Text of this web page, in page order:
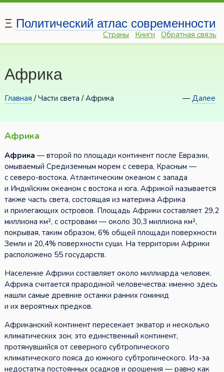
Ξ Политический атлас современности
Страны Книги Обратная связь
Африка
Главная /Части света / Африка —Далее
Африка
Африка — второй по площади континент после Евразии,
омываемый Средиземным морем с севера, Красным —
с северо-востока, Атлантическим океаном с запада
и Индийским океаном с востока и юга. Африкой называется
также часть света, состоящая из материка Африка
и прилегающих островов. Площадь Африки составляет 29,2
миллиона км², с островами — около 30,3 миллиона км²,
покрывая, таким образом, 6% общей площади поверхности
Земли и 20,4% поверхности суши. На территории Африки
расположено 55 государств.
Население Африки составляет около миллиарда человек.
Африка считается прародиной человечества: именно здесь
нашли самые древние останки ранних гоминид
и их вероятных предков.
Африканский континент пересекает экватор и несколько
климатических зон; это единственный континент,
протянувшийся от северного субтропического
климатического пояса до южного субтропического. Из-за
недостатка постоянных осадков и орошения — равно как